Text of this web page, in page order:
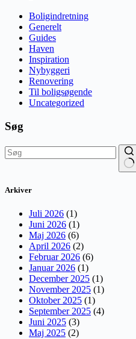
Boligindretning
Generelt
Guides
Haven
Inspiration
Nybyggeri
Renovering
Til boligsøgende
Uncategorized
Søg
resultater
Arkiver
Juli 2026 (1)
Juni 2026 (1)
Maj 2026 (6)
April 2026 (2)
Februar 2026 (6)
Januar 2026 (1)
December 2025 (1)
November 2025 (1)
Oktober 2025 (1)
September 2025 (4)
Juni 2025 (3)
Maj 2025 (2)